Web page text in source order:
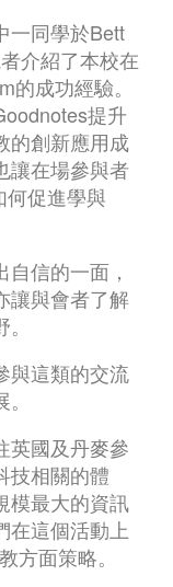
一同學於Bett
介紹了本校在
成功經驗。
提升
的創新應用成
讓在場參與者
何促進學與
信的一面，
讓與會者了解
與這類的交流
英國及丹麥參
技相關的體
模最大的資訊
這個活動上
方面策略。